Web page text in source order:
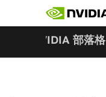
NVIDIA 部落格